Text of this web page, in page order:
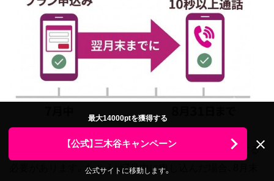
回線開通と同じく、申し込み日の翌月末日までに実施する
必要があります。たとえば7月中に申し込んだ場合、8月末
最大14000ptを獲得する
【公式】三木谷キャンペーン
公式サイトに移動します。